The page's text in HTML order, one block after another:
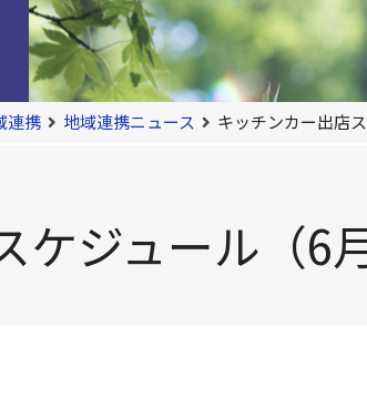
連携 地域連携ニュース キッチンカー出店
ジュール（6月